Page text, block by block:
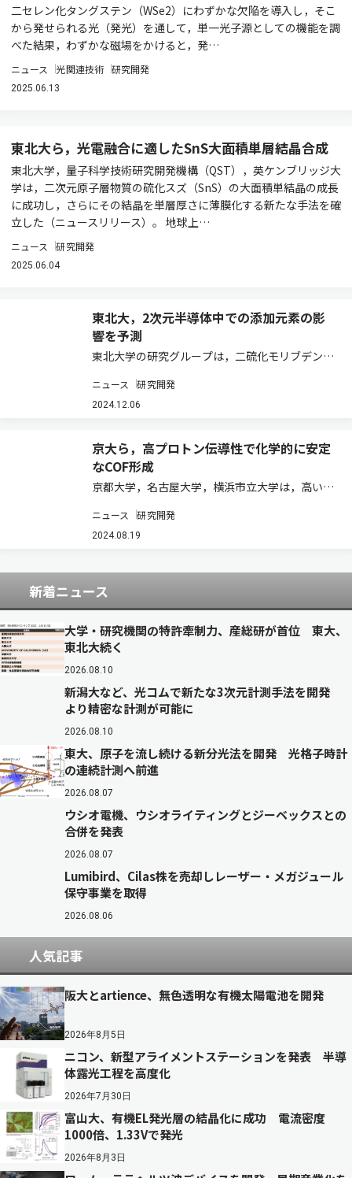
二セレン化タングステン（WSe2）にわずかな欠陥を導入し，そこ
から発せられる光（発光）を通して，単一光子源としての機能を調
べた結果，わずかな磁場をかけると，発…
ニュース 光関連技術 研究開発
2025.06.13
東北大ら，光電融合に適したSnS大面積単層結晶合成
東北大学，量子科学技術研究開発機構（QST），英ケンブリッジ大
学は，二次元原子層物質の硫化スズ（SnS）の大面積単結晶の成長
に成功し，さらにその結晶を単層厚さに薄膜化する新たな手法を確
立した（ニュースリリース）。 地球上…
ニュース 研究開発
2025.06.04
東北大，2次元半導体中での添加元素の影
響を予測
東北大学の研究グループは，二硫化モリブデンに
気特性を，密度汎関数理論に基づく精緻な計算機
シミュレーションにより明らかにした（ニュース
ニュース 研究開発
2024.12.06
京大ら，高プロトン伝導性で化学的に安定
なCOF形成
京都大学，名古屋大学，横浜市立大学は，高いプ
晶性の共有結合性有機構造体（COF）の形成に成
功した（ニュースリリース）。 COFの中心骨格に
ニュース 研究開発
2024.08.19
新着ニュース
大学・研究機関の特許牽制力、産総研が首位 東大、
東北大続く
2026.08.10
新潟大など、光コムで新たな3次元計測手法を開発
より精密な計測が可能に
2026.08.10
東大、原子を流し続ける新分光法を開発 光格子時計
の連続計測へ前進
2026.08.07
ウシオ電機、ウシオライティングとジーベックスとの
合併を発表
2026.08.07
Lumibird、Cilas株を売却しレーザー・メガジュール
保守事業を取得
2026.08.06
人気記事
阪大とartience、無色透明な有機太陽電池を開発
2026年8月5日
ニコン、新型アライメントステーションを発表 半導
体露光工程を高度化
2026年7月30日
富山大、有機EL発光層の結晶化に成功 電流密度
1000倍、1.33Vで発光
2026年8月3日